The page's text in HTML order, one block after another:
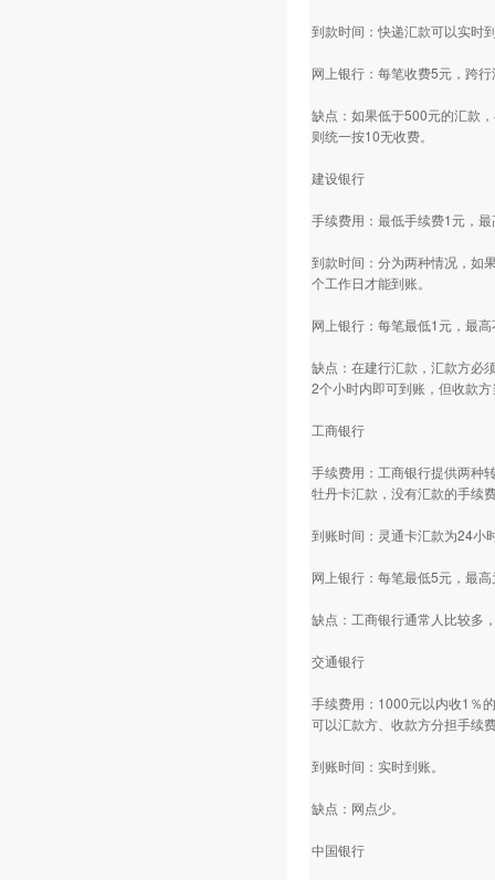
到款时间：快递汇款可以实时
网上银行：每笔收费5元，跨
缺点：如果低于500元的汇款
则统一按10无收费。
建设银行
手续费用：最低手续费1元，
到款时间：分为两种情况，如
个工作日才能到账。
网上银行：每笔最低1元，最
缺点：在建行汇款，汇款方必
2个小时内即可到账，但收款
工商银行
手续费用：工商银行提供两种
牡丹卡汇款，没有汇款的手续
到账时间：灵通卡汇款为24小
网上银行：每笔最低5元，最
缺点：工商银行通常人比较多
交通银行
手续费用：1000元以内收1％
可以汇款方、收款方分担手续
到账时间：实时到账。
缺点：网点少。
中国银行